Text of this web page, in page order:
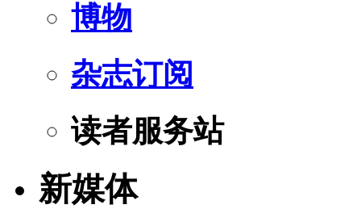
博物
杂志订阅
读者服务站
新媒体